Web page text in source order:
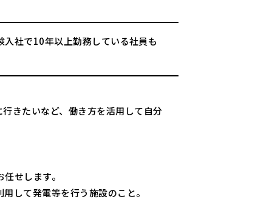
社で10年以上勤務している社員も
きたいなど、働き方を活用して自分
せします。
して発電等を行う施設のこと。